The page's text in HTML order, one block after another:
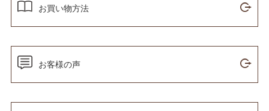
お買い物方法
お客様の声